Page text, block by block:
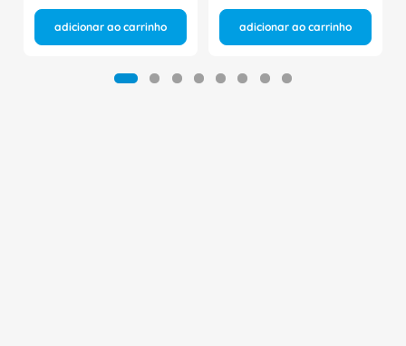
adicionar ao carrinho adicionar ao carrinho